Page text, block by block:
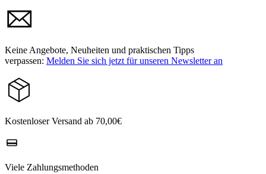
Keine Angebote, Neuheiten und praktischen Tipps
verpassen: Melden Sie sich jetzt für unseren Newsletter an
Kostenloser Versand ab 70,00€
Viele Zahlungsmethoden